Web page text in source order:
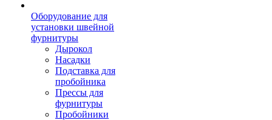
Оборудование для
установки швейной
фурнитуры
Дырокол
Насадки
Подставка для
пробойника
Прессы для
фурнитуры
Пробойники